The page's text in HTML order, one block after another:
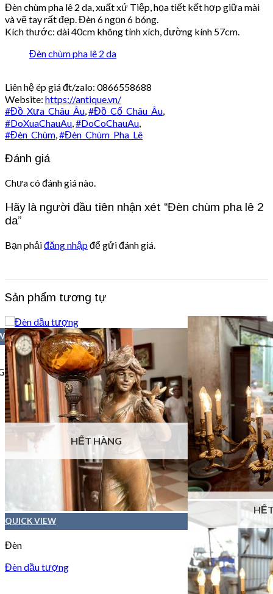
Đèn chùm pha lê 2 da, xuất xứ Tiệp, họa tiết kết hợp giữa mài
và vẽ tay rất đẹp. Đèn 6 ngọn 6 bóng.
Kích thước: dài 40cm không tính xích, đường kính 57cm.
Đèn chùm pha lê 2 da
Liên hệ ép giá đt/zalo: 0866558688
Website: https://antique.vn/
#Đồ_Xưa_Châu_Âu #Đồ_Cổ_Châu_Âu
#DoXuaChauAu #DoCoChauAu
#Đèn_Chùm #Đèn_Chùm_Pha_Lê
Đánh giá
Chưa có đánh giá nào.
Hãy là người đầu tiên nhận xét “Đèn chùm pha lê 2
da”
Bạn phảiđăng nhậpđể gửi đánh giá.
Sản phẩm tương tự
QUICK VIEW
HẾT HÀNG
Đèn
Đèn dầu tượng